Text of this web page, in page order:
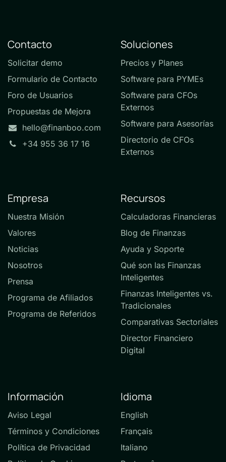
Contacto
Solicitar demo
Formulario de Contacto
Foro de Usuarios
Propuestas de Mejora
hello@finanboo.com
+34 955 36 17 16
Soluciones
Precios y Planes
Software para PYMEs
Software para CFOs
Externos
Software para Asesorías
Directorio de CFOs
Externos
Empresa
Nuestra Misión
Valores
Noticias
Nosotros
Prensa
Programa de Afiliados
Programa de Referidos
Recursos
Calculadoras Financieras
Blog de Finanzas
Ayuda y Soporte
Qué son las Finanzas
Inteligentes
Finanzas Inteligentes vs.
Tradicionales
Comparativas Sectoriales
Director Financiero
Digital
Información
Aviso Legal
Términos y Condiciones
Política de Privacidad
Idioma
English
Français
Italiano